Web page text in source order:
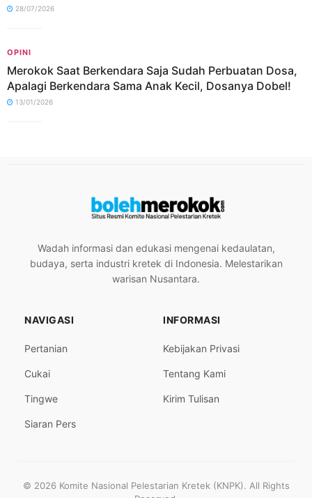
28/07/2026
OPINI
Merokok Saat Berkendara Saja Sudah Perbuatan Dosa,
Apalagi Berkendara Sama Anak Kecil, Dosanya Dobel!
13/01/2026
Wadah informasi dan edukasi mengenai kedaulatan,
budaya, serta industri kretek di Indonesia. Melestarikan
warisan Nusantara.
NAVIGASI
Pertanian
Cukai
Tingwe
Siaran Pers
INFORMASI
Kebijakan Privasi
Tentang Kami
Kirim Tulisan
© 2026 Komite Nasional Pelestarian Kretek (KNPK). All Rights